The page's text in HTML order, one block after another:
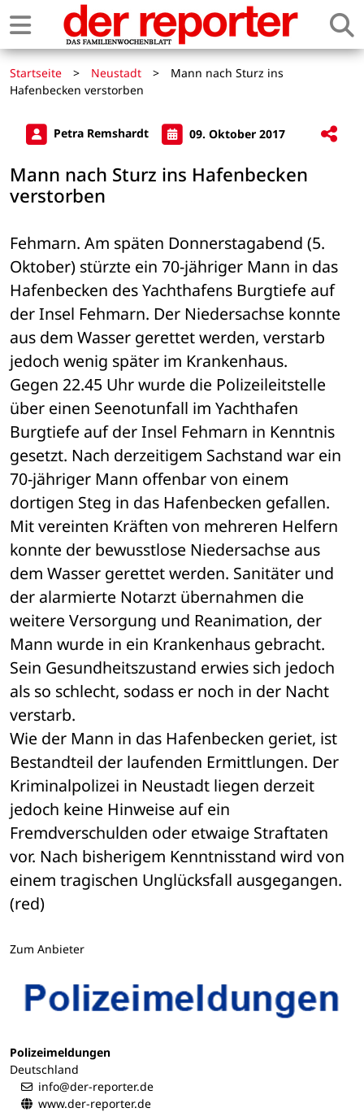
Startseite > Neustadt >
Mann nach Sturz ins
Hafenbecken verstorben
Petra Remshardt 09. Oktober 2017
Mann nach Sturz ins Hafenbecken
verstorben
Fehmarn. Am späten Donnerstagabend (5.
Oktober) stürzte ein 70-jähriger Mann in das
Hafenbecken des Yachthafens Burgtiefe auf
der Insel Fehmarn. Der Niedersachse konnte
aus dem Wasser gerettet werden, verstarb
jedoch wenig später im Krankenhaus.
Gegen 22.45 Uhr wurde die Polizeileitstelle
über einen Seenotunfall im Yachthafen
Burgtiefe auf der Insel Fehmarn in Kenntnis
gesetzt. Nach derzeitigem Sachstand war ein
70-jähriger Mann offenbar von einem
dortigen Steg in das Hafenbecken gefallen.
Mit vereinten Kräften von mehreren Helfern
konnte der bewusstlose Niedersachse aus
dem Wasser gerettet werden. Sanitäter und
der alarmierte Notarzt übernahmen die
weitere Versorgung und Reanimation, der
Mann wurde in ein Krankenhaus gebracht.
Sein Gesundheitszustand erwies sich jedoch
als so schlecht, sodass er noch in der Nacht
verstarb.
Wie der Mann in das Hafenbecken geriet, ist
Bestandteil der laufenden Ermittlungen. Der
Kriminalpolizei in Neustadt liegen derzeit
jedoch keine Hinweise auf ein
Fremdverschulden oder etwaige Straftaten
vor. Nach bisherigem Kenntnisstand wird von
einem tragischen Unglücksfall ausgegangen.
(red)
Zum Anbieter
Polizeimeldungen
Deutschland
info@der-reporter.de
www.der-reporter.de